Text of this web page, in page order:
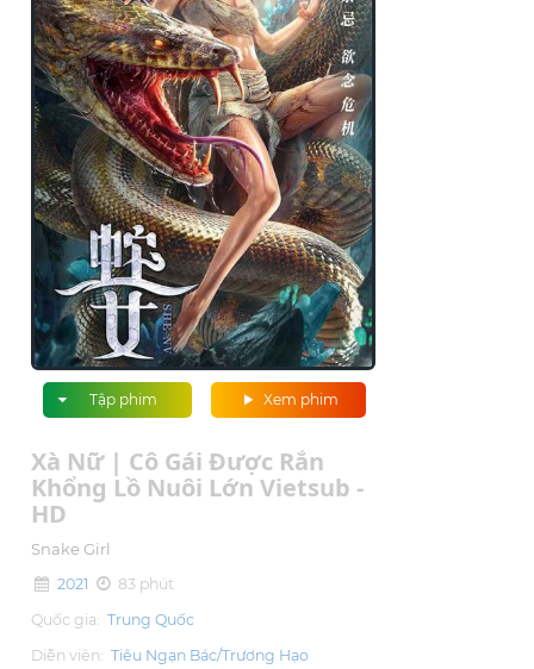
Xem phim
Tập phim
Xà Nữ | Cô Gái Được Rắn
Khổng Lồ Nuôi Lớn Vietsub -
HD
Snake Girl
2021
83 phút
Quốc gia: Trung Quốc
Diễn viên: Tiêu Ngạn Bác/Trương Hạo